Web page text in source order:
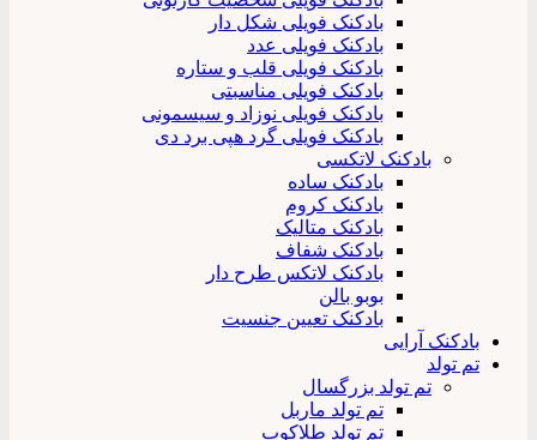
بادکنک فویلی شکل دار
بادکنک فویلی عدد
بادکنک فویلی قلب و ستاره
بادکنک فویلی مناسبتی
بادکنک فویلی نوزاد و سیسمونی
بادکنک فویلی گرد هپی برد دی
بادکنک لاتکسی
بادکنک ساده
بادکنک کروم
بادکنک متالیک
بادکنک شفاف
بادکنک لاتکس طرح دار
بوبو بالن
بادکنک تعیین جنسیت
بادکنک آرایی
تم تولد
تم تولد بزرگسال
تم تولد ماربل
تم تولد طلاکوب